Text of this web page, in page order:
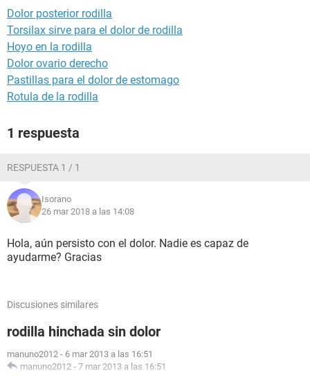
muy embajonado porque me limita mucho. No puedo hacer
deporte alguno. Ayuda, por favor.
Gracias
Dolor posterior rodilla
Torsilax sirve para el dolor de rodilla
Hoyo en la rodilla
Dolor ovario derecho
Pastillas para el dolor de estomago
Rotula de la rodilla
1 respuesta
RESPUESTA 1 / 1
Isorano
26 mar 2018 a las 14:08
Hola, aún persisto con el dolor. Nadie es capaz de
ayudarme? Gracias
Discusiones similares
rodilla hinchada sin dolor
manuno2012 - 6 mar 2013 a las 16:51
manuno2012 - 7 mar 2013 a las 16:51